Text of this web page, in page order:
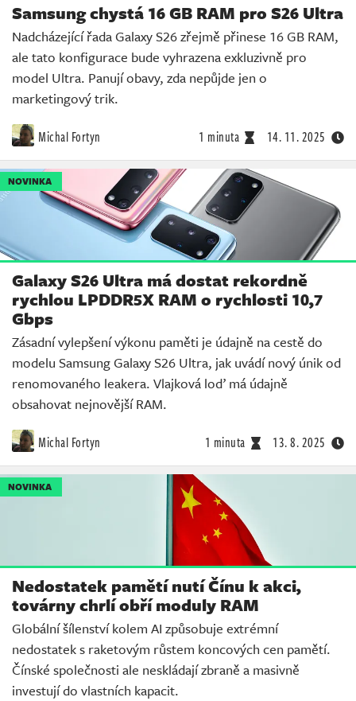
Samsung chystá 16 GB RAM pro S26 Ultra
Nadcházející řada Galaxy S26 zřejmě přinese 16 GB RAM,
ale tato konfigurace bude vyhrazena exkluzivně pro
model Ultra. Panují obavy, zda nepůjde jen o
marketingový trik.
Michal Fortyn 1 minuta 14. 11. 2025
NOVINKA
Galaxy S26 Ultra má dostat rekordně
rychlou LPDDR5X RAM o rychlosti 10,7
Gbps
Zásadní vylepšení výkonu paměti je údajně na cestě do
modelu Samsung Galaxy S26 Ultra, jak uvádí nový únik od
renomovaného leakera. Vlajková loď má údajně
obsahovat nejnovější RAM.
Michal Fortyn 1 minuta 13. 8. 2025
NOVINKA
Nedostatek pamětí nutí Čínu k akci,
továrny chrlí obří moduly RAM
Globální šílenství kolem AI způsobuje extrémní
nedostatek s raketovým růstem koncových cen pamětí.
Čínské společnosti ale neskládají zbraně a masivně
investují do vlastních kapacit.